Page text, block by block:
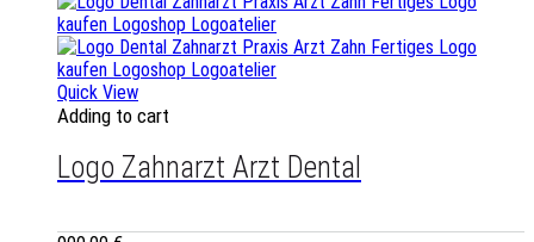
Quick View
Adding to cart
Logo Zahnarzt Arzt Dental